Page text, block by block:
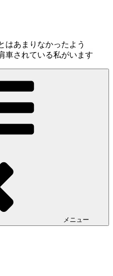
はあまりなかったよう
されている私がいます
メニュー